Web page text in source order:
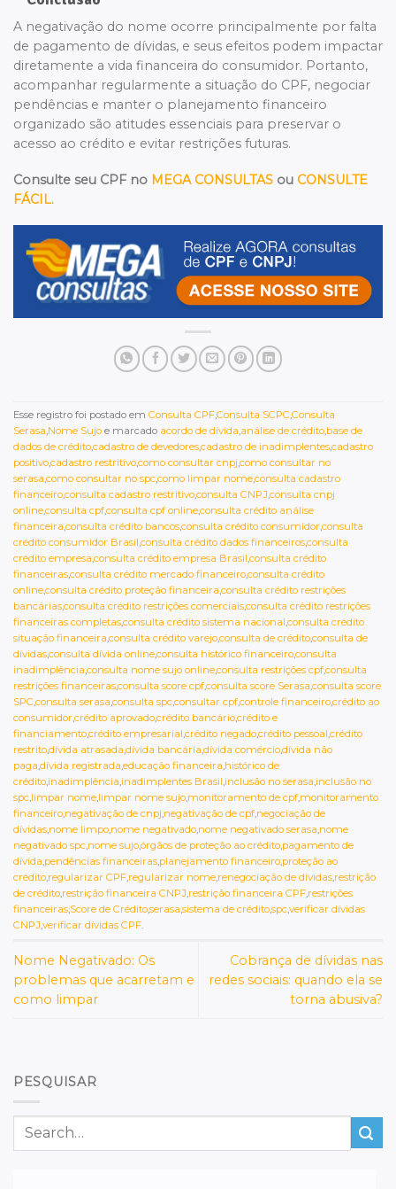
A negativação do nome ocorre principalmente por falta
de pagamento de dívidas, e seus efeitos podem impactar
diretamente a vida financeira do consumidor. Portanto,
acompanhar regularmente a situação do CPF, negociar
pendências e manter o planejamento financeiro
organizado são atitudes essenciais para preservar o
acesso ao crédito e evitar restrições futuras.
Consulte seu CPF no MEGA CONSULTAS ou CONSULTE
FÁCIL.
Esse registro foi postado em Consulta CPF,Consulta SCPC,Consulta
Serasa,Nome Sujo e marcado acordo de dívida,análise de crédito,base de
dados de crédito,cadastro de devedores,cadastro de inadimplentes,cadastro
positivo,cadastro restritivo,como consultar cnpj,como consultar no
serasa,como consultar no spc,como limpar nome,consulta cadastro
financeiro,consulta cadastro restritivo,consulta CNPJ,consulta cnpj
online,consulta cpf,consulta cpf online,consulta crédito análise
financeira,consulta crédito bancos,consulta crédito consumidor,consulta
crédito consumidor Brasil,consulta crédito dados financeiros,consulta
crédito empresa,consulta crédito empresa Brasil,consulta crédito
financeiras,consulta crédito mercado financeiro,consulta crédito
online,consulta crédito proteção financeira,consulta crédito restrições
bancárias,consulta crédito restrições comerciais,consulta crédito restrições
financeiras completas,consulta crédito sistema nacional,consulta crédito
situação financeira,consulta crédito varejo,consulta de crédito,consulta de
dívidas,consulta dívida online,consulta histórico financeiro,consulta
inadimplência,consulta nome sujo online,consulta restrições cpf,consulta
restrições financeiras,consulta score cpf,consulta score Serasa,consulta score
SPC,consulta serasa,consulta spc,consultar cpf,controle financeiro,crédito ao
consumidor,crédito aprovado,crédito bancário,crédito e
financiamento,crédito empresarial,crédito negado,crédito pessoal,crédito
restrito,dívida atrasada,dívida bancária,dívida comércio,dívida não
paga,dívida registrada,educação financeira,histórico de
crédito,inadimplência,inadimplentes Brasil,inclusão no serasa,inclusão no
spc,limpar nome,limpar nome sujo,monitoramento de cpf,monitoramento
financeiro,negativação de cnpj,negativação de cpf,negociação de
dívidas,nome limpo,nome negativado,nome negativado serasa,nome
negativado spc,nome sujo,órgãos de proteção ao crédito,pagamento de
dívida,pendências financeiras,planejamento financeiro,proteção ao
crédito,regularizar CPF,regularizar nome,renegociação de dívidas,restrição
de crédito,restrição financeira CNPJ,restrição financeira CPF,restrições
financeiras,Score de Crédito,serasa,sistema de crédito,spc,verificar dívidas
CNPJ,verificar dívidas CPF.
Nome Negativado: Os
problemas que acarretam e
como limpar
Cobrança de dívidas nas
redes sociais: quando ela se
torna abusiva?
PESQUISAR